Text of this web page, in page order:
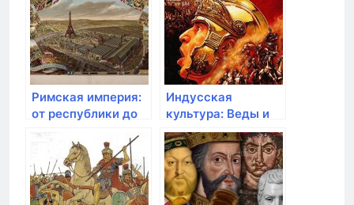
Римская империя:
от республики до
Индусская
культура: Веды и
Махабхарата